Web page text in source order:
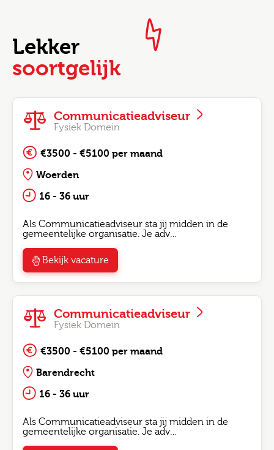
Lekker
soortgelijk
Communicatieadviseur
Fysiek Domein
€3500 - €5100 per maand
Woerden
16 - 36 uur
Als Communicatieadviseur sta jij midden in de
gemeentelijke organisatie. Je adv…
Bekijk vacature
Communicatieadviseur
Fysiek Domein
€3500 - €5100 per maand
Barendrecht
16 - 36 uur
Als Communicatieadviseur sta jij midden in de
gemeentelijke organisatie. Je adv…